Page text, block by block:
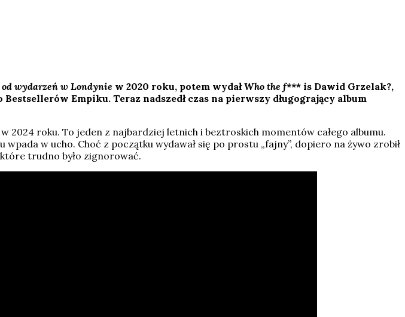
od wydarzeń w Londynie w 2020 roku, potem wydałWho the f*** is Dawid Grzelak?,
Bestsellerów Empiku. Teraz nadszedł czas na pierwszy długogrający album
2024 roku. To jeden z najbardziej letnich i beztroskich momentów całego albumu.
w ucho. Choć z początku wydawał się po prostu „fajny”, dopiero na żywo zrobił
trudno było zignorować.